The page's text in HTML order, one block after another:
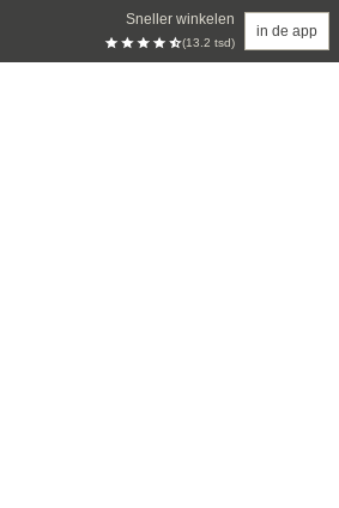
Sneller winkelen
(13.2 tsd)
in de app